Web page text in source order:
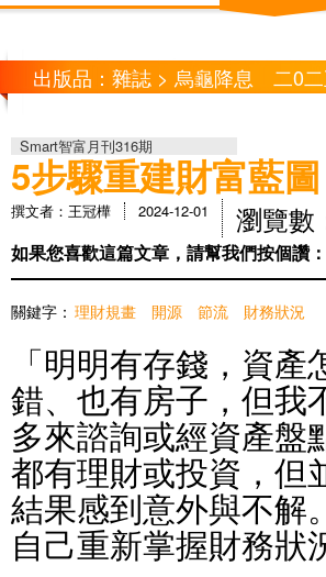
出版品：雜誌 > 烏龜降息 二0二
Smart智富月刊316期
5步驟重建財富藍圖
撰文者：王冠樺 2024-12-01 瀏覽數
如果您喜歡這篇文章，請幫我們按個讚：
關鍵字： 理財規畫 開源 節流 財務狀況
「明明有存錢，資
錯、也有房子，但我
多來諮詢或經資產盤
都有理財或投資，但
結果感到意外與不解
自己重新掌握財務狀